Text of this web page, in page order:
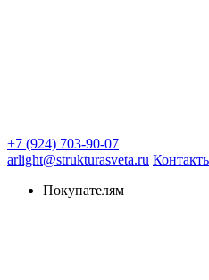
+7 (924) 703-90-07
arlight@strukturasveta.ru
Покупателям